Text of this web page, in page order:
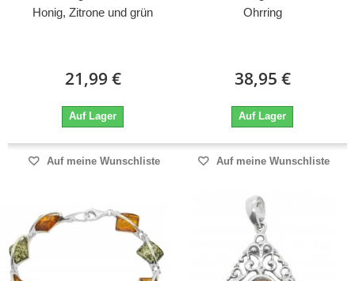
Honig, Zitrone und grün
21,99 €
Auf Lager
Auf meine Wunschliste
Ohrring
38,95 €
Auf Lager
Auf meine Wunschliste